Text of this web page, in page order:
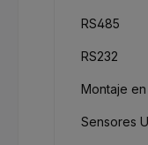
RS485
RS232
Montaje
Sensores